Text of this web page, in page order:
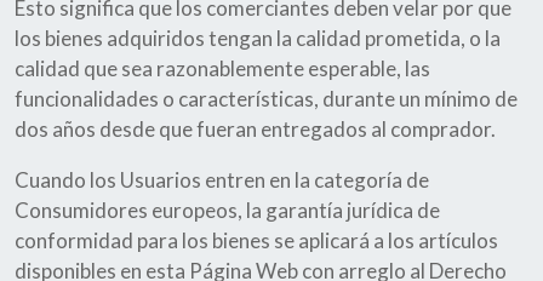
Esto significa que los comerciantes deben velar por que
los bienes adquiridos tengan la calidad prometida, o la
calidad que sea razonablemente esperable, las
funcionalidades o características, durante un mínimo de
dos años desde que fueran entregados al comprador.
Cuando los Usuarios entren en la categoría de
Consumidores europeos, la garantía jurídica de
conformidad para los bienes se aplicará a los artículos
disponibles en esta Página Web con arreglo al Derecho